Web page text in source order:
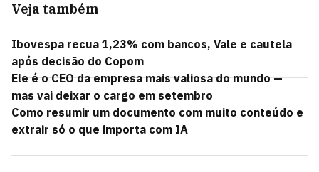
Veja também
Ibovespa recua 1,23% com bancos, Vale e cautela
após decisão do Copom
Ele é o CEO da empresa mais valiosa do mundo —
mas vai deixar o cargo em setembro
Como resumir um documento com muito conteúdo e
extrair só o que importa com IA